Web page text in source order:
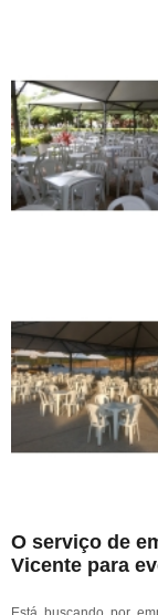
O serviço de
Vicente para